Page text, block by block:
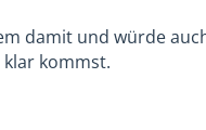
damit und würde
kommst.